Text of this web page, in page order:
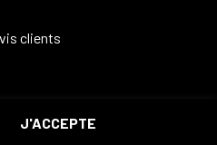
J'ACCEPTE
clients